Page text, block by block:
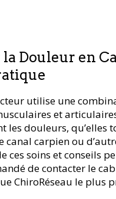
la Douleur en
utilise une
et
les douleurs, qu’elles
canal carpien ou
ces soins et conseils
de contacter le
ChiroRéseau le plus